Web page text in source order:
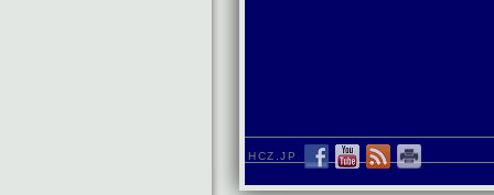
HCZ.JP